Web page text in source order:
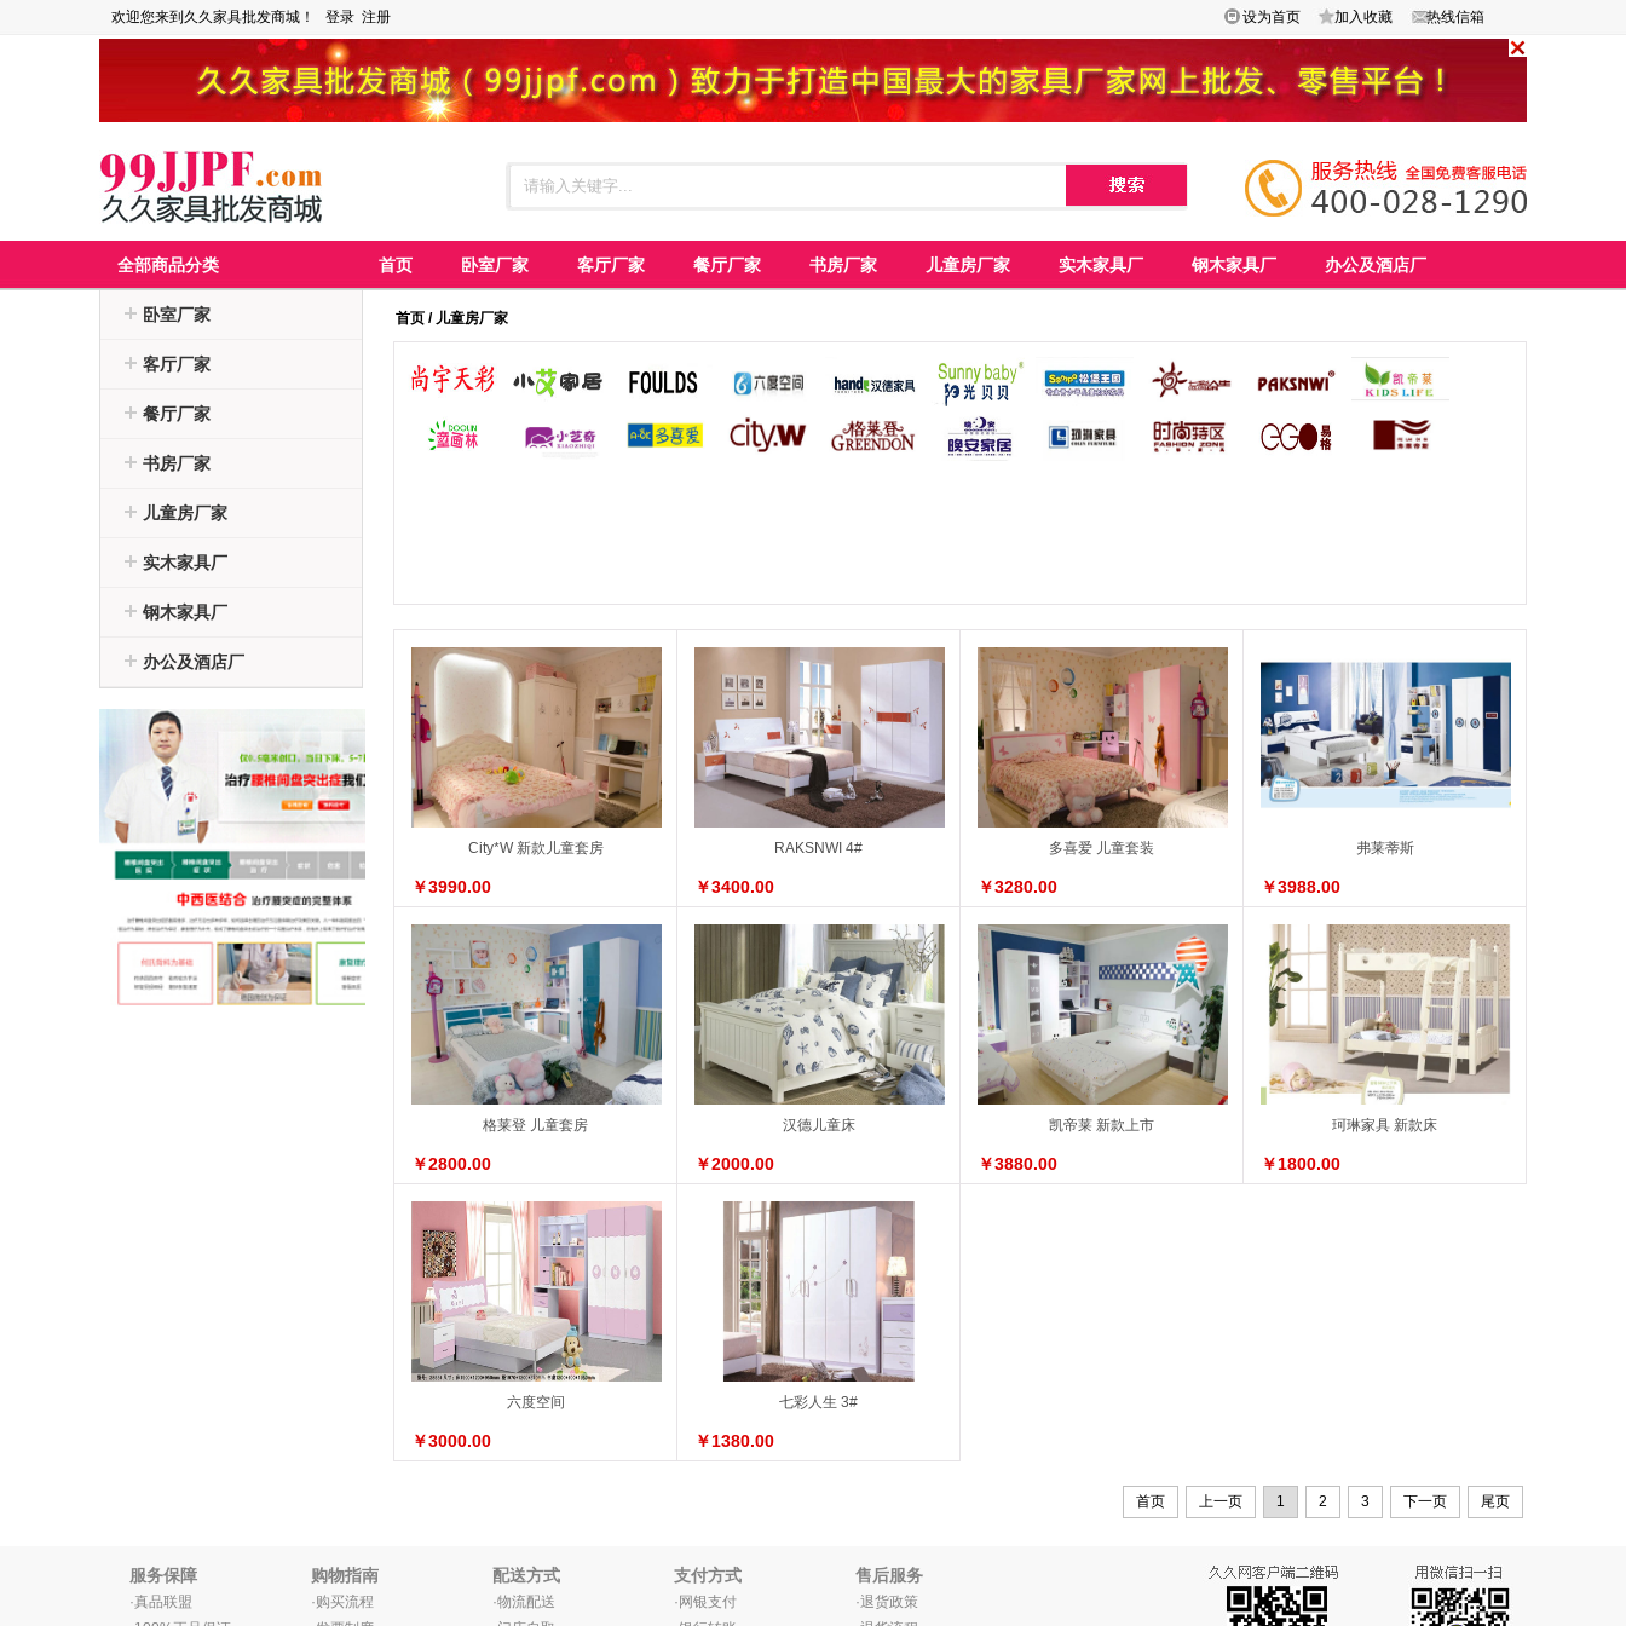
欢迎您来到久久家具批发商城！ 登录 注册 设为首页 加入收藏 热线信箱
全部商品分类 首页 卧室厂家 客厅厂家 餐厅厂家 书房厂家 儿童房厂家 实木家具厂 钢木家具厂 办公及酒店厂
卧室厂家
客厅厂家
餐厅厂家
书房厂家
儿童房厂家
实木家具厂
钢木家具厂
办公及酒店厂
首页 / 儿童房厂家
City*W 新款儿童套房
￥3990.00
RAKSNWI 4#
￥3400.00
多喜爱 儿童套装
￥3280.00
弗莱蒂斯
￥3988.00
格莱登 儿童套房
￥2800.00
汉德儿童床
￥2000.00
凯帝莱 新款上市
￥3880.00
珂琳家具 新款床
￥1800.00
六度空间
￥3000.00
七彩人生 3#
￥1380.00
首页 上一页 1 2 3 下一页 尾页
服务保障
·真品联盟
购物指南
·购买流程
配送方式
·物流配送
支付方式
·网银支付
售后服务
·退货政策